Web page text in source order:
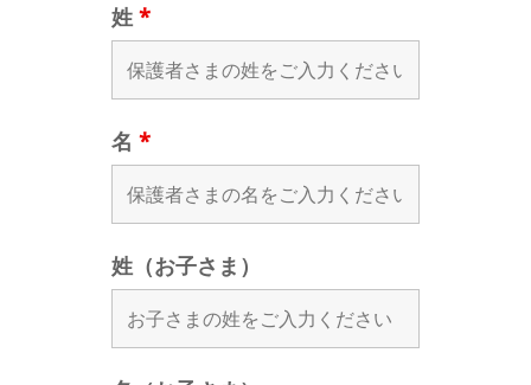
姓 *
名 *
姓（お子さま）